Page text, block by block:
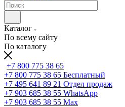
Каталог
По всему сайту
По каталогу
+7 800 775 38 65
+7 800 775 38 65 Бесплатный
+7 495 641 89 21 Отдел продаж
+7 903 685 38 55 WhatsApp
+7 903 685 38 55 Max